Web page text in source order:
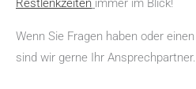
Restlenkzeiten immer im Blick!
Wenn Sie Fragen haben oder
sind wir gerne Ihr Ansprechpartner.